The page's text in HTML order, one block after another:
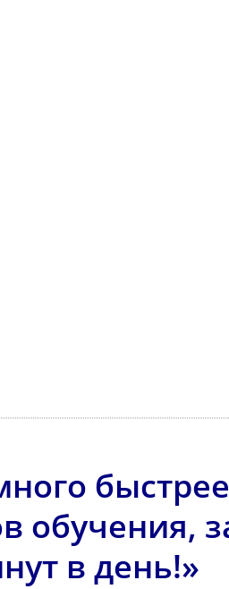
обучения,
в день!»